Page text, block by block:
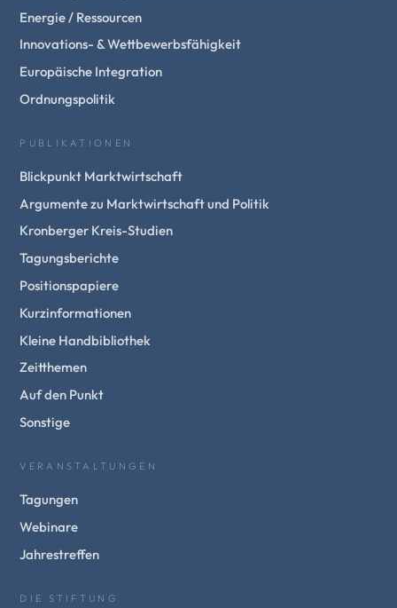
Energie / Ressourcen
Innovations- & Wettbewerbsfähigkeit
Europäische Integration
Ordnungspolitik
PUBLIKATIONEN
Blickpunkt Marktwirtschaft
Argumente zu Marktwirtschaft und Politik
Kronberger Kreis-Studien
Tagungsberichte
Positionspapiere
Kurzinformationen
Kleine Handbibliothek
Zeitthemen
Auf den Punkt
Sonstige
VERANSTALTUNGEN
Tagungen
Webinare
Jahrestreffen
DIE STIFTUNG